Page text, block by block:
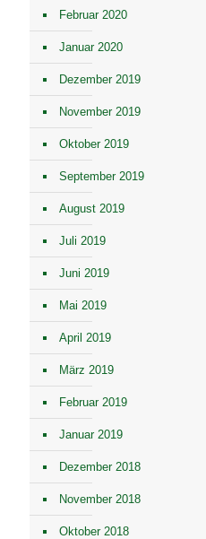
Februar 2020
Januar 2020
Dezember 2019
November 2019
Oktober 2019
September 2019
August 2019
Juli 2019
Juni 2019
Mai 2019
April 2019
März 2019
Februar 2019
Januar 2019
Dezember 2018
November 2018
Oktober 2018